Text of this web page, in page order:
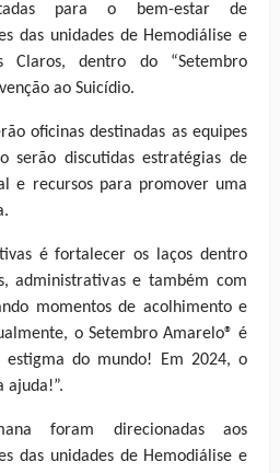
para o bem-estar de
das unidades de Hemodiálise e
Claros, dentro do “Setembro
ao Suicídio.
oficinas destinadas as equipes
serão discutidas estratégias de
e recursos para promover uma
é fortalecer os laços dentro
administrativas e também com
momentos de acolhimento e
o Setembro Amarelo® é
do mundo! Em 2024, o
ajuda!”.
foram direcionadas aos
das unidades de Hemodiálise e